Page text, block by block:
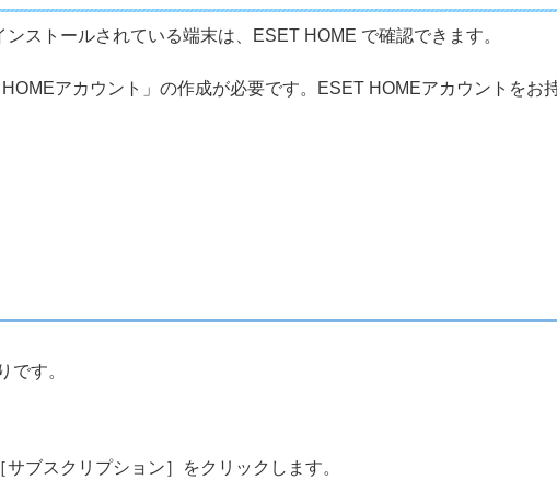
ストールされている端末は、ESET HOME で確認できます。
アカウント」の作成が必要です。ESET HOMEアカウントをお
です。
ブスクリプション］をクリックします。